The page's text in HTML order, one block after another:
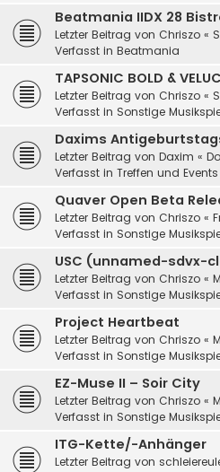
Beatmania IIDX 28
Letzter Beitrag von Chriszo «
Verfasst in Beatmania
TAPSONIC BOLD &
Letzter Beitrag von Chriszo «
Verfasst in Sonstige
Daxims
Letzter Beitrag von Daxim «
Verfasst in Treffen und Events
Quaver Open Beta
Letzter Beitrag von Chriszo «
Verfasst in Sonstige
USC (unnamed-sdvx-
Letzter Beitrag von Chriszo «
Verfasst in Sonstige
Project Heartbeat
Letzter Beitrag von Chriszo «
Verfasst in Sonstige
EZ-Muse II – Soir City
Letzter Beitrag von Chriszo «
Verfasst in Sonstige
ITG-Kette/-Anhänger
Letzter Beitrag von